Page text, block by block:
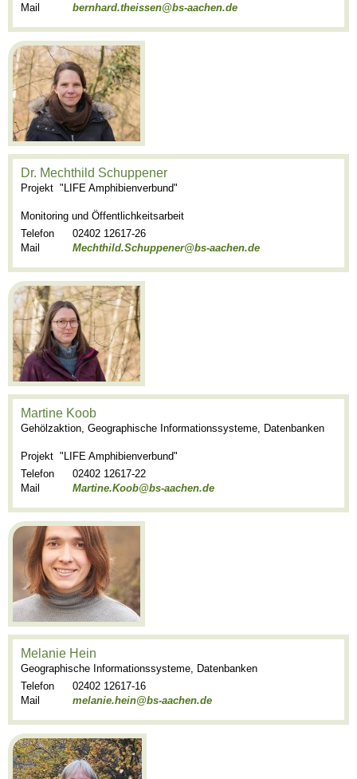
Mail bernhard.theissen@bs-aachen.de
Dr. Mechthild Schuppener
Projekt "LIFE Amphibienverbund"
Monitoring und Öffentlichkeitsarbeit
Telefon
02402 12617-26
Mail
Mechthild.Schuppener@bs-aachen.de
Martine Koob
Gehölzaktion, Geographische Informationssysteme, Datenbanken
Projekt "LIFE Amphibienverbund"
Telefon
02402 12617-22
Mail
Martine.Koob@bs-aachen.de
Melanie Hein
Geographische Informationssysteme, Datenbanken
Telefon
02402 12617-16
Mail
melanie.hein@bs-aachen.de